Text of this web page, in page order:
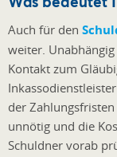
Auch für den
weiter.
Kontakt zum
der
unnötig und die
Schuldner vorab